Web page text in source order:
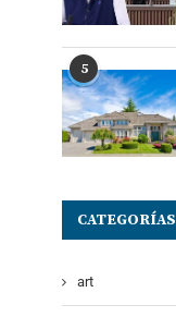
5
CATEGORÍAS
art